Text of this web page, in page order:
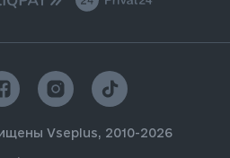
Vseplus, 2010-2026